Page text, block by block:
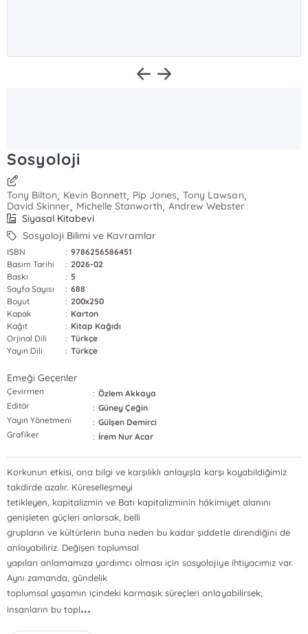
Sosyoloji
Tony Bilton, Kevin Bonnett, Pip Jones, Tony Lawson,
David Skinner, Michelle Stanworth, Andrew Webster
Siyasal Kitabevi
Sosyoloji Bilimi ve Kavramlar
ISBN : 9786256586451
Basım Tarihi
: 2026-02
Baskı
: 5
Sayfa Sayısı
: 688
Boyut
: 200x250
Kapak
: Karton
Kağıt
: Kitap Kağıdı
Orjinal Dili
: Türkçe
Yayın Dili
: Türkçe
Emeği Geçenler
Çevirmen : Özlem Akkaya
Editör
: Güney Çeğin
Yayın Yönetmeni
: Gülşen Demirci
Grafiker
: İrem Nur Acar
Korkunun etkisi, ona bilgi ve karşılıklı anlayışla karşı koyabildiğimiz
takdirde azalır. Küreselleşmeyi
tetikleyen, kapitalizmin ve Batı kapitalizminin hâkimiyet alanını
genişleten güçleri anlarsak, belli
grupların ve kültürlerin buna neden bu kadar şiddetle direndiğini de
anlayabiliriz. Değişen toplumsal
yapıları anlamamıza yardımcı olması için sosyolojiye ihtiyacımız var.
Aynı zamanda, gündelik
toplumsal yaşamın içindeki karmaşık süreçleri anlayabilirsek,
insanların bu topl...